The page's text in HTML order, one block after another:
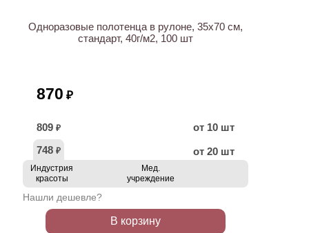
Одноразовые полотенца в рулоне, 35х70 см,
стандарт, 40г/м2, 100 шт
870 ₽
809 ₽
от 10 шт
748 ₽ от 20 шт
Индустрия
красоты
Мед.
учреждение
Нашли дешевле?
В корзину